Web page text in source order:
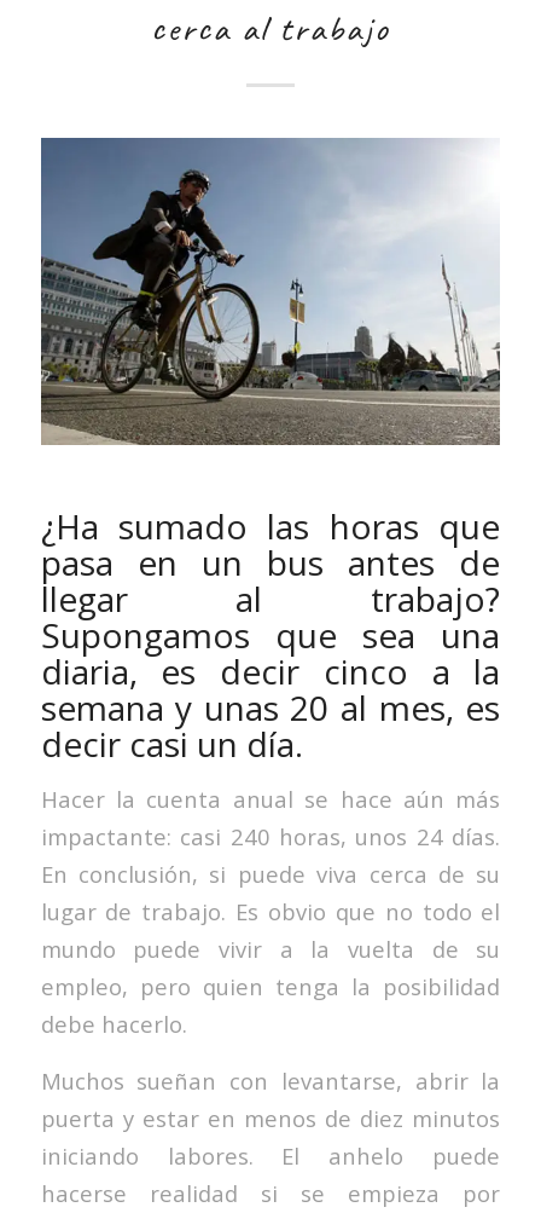
cerca al trabajo
¿Ha sumado las horas que
pasa en un bus antes de
llegar al trabajo?
Supongamos que sea una
diaria, es decir cinco a la
semana y unas 20 al mes, es
decir casi un día.
Hacer la cuenta anual se hace aún más
impactante: casi 240 horas, unos 24 días.
En conclusión, si puede viva cerca de su
lugar de trabajo. Es obvio que no todo el
mundo puede vivir a la vuelta de su
empleo, pero quien tenga la posibilidad
debe hacerlo.
Muchos sueñan con levantarse, abrir la
puerta y estar en menos de diez minutos
iniciando labores. El anhelo puede
hacerse realidad si se empieza por